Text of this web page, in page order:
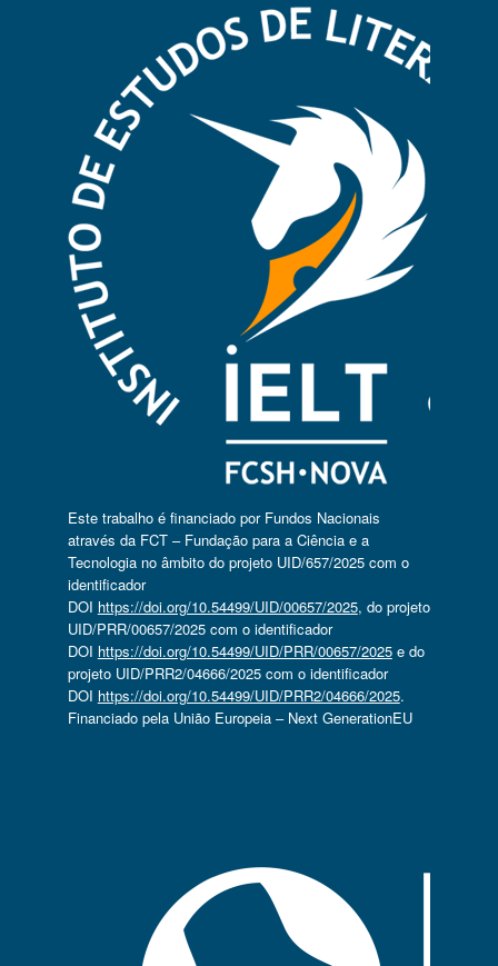
Este trabalho é financiado por Fundos Nacionais
através da FCT – Fundação para a Ciência e a
Tecnologia no âmbito do projeto UID/657/2025 com o
identificador
DOI https://doi.org/10.54499/UID/00657/2025, do projeto
UID/PRR/00657/2025 com o identificador
DOI https://doi.org/10.54499/UID/PRR/00657/2025e do
projeto UID/PRR2/04666/2025 com o identificador
DOI https://doi.org/10.54499/UID/PRR2/04666/2025.
Financiado pela União Europeia – Next GenerationEU